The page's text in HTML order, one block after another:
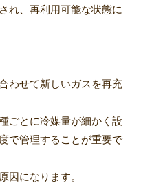
れ、再利用可能な状態に
わせて新しいガスを再充
ごとに冷媒量が細かく設
で管理することが重要で
因になります。